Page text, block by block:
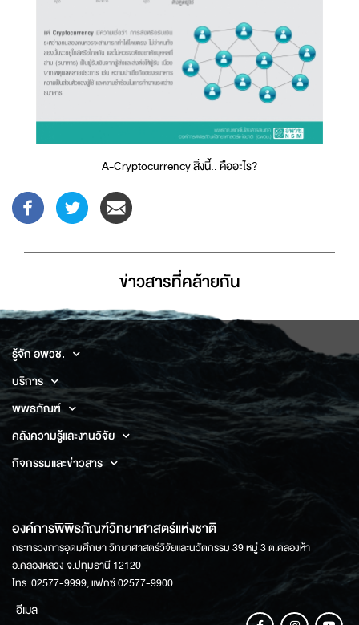
A-Cryptocurrency สิ่งนี้.. คืออะไร?
ข่าวสารที่่คล้ายกัน
รู้จัก อพวช.
บริการ
พิพิธภัณฑ์
คลังความรู้และงานวิจัย
กิจกรรมและข่าวสาร
องค์การพิพิธภัณฑ์วิทยาศาสตร์แห่งชาติ
กระทรวงการอุดมศึกษา วิทยาศาสตร์วิจัยและนวัตกรรม 39 หมู่ 3 ต.คลองห้า
อ.คลองหลวง จ.ปทุมธานี 12120
โทร: 02577-9999, แฟกซ์ 02577-9900
อีเมล